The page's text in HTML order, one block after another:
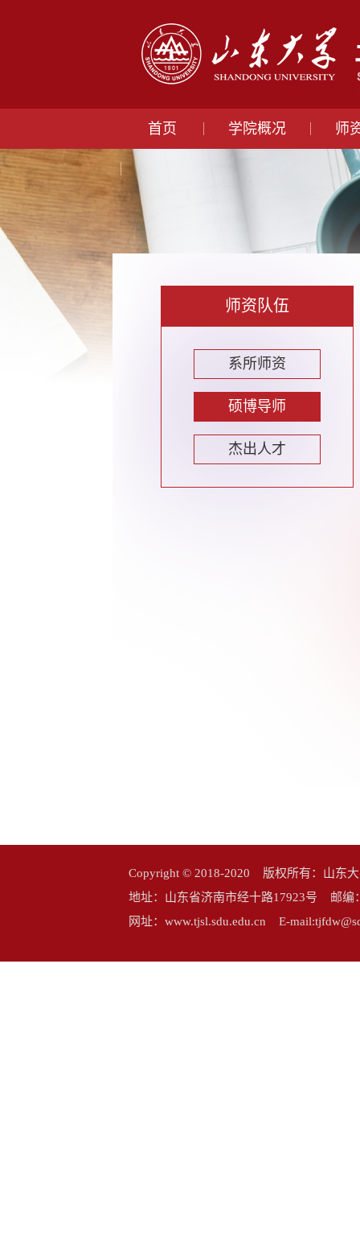
首页 学院概况 师
师资队伍
系所师资
硕博导师
杰出人才
Copyright © 2018-2020 版权所有：山东
地址：山东省济南市经十路17923号 邮
网址：www.tjsl.sdu.edu.cn E-